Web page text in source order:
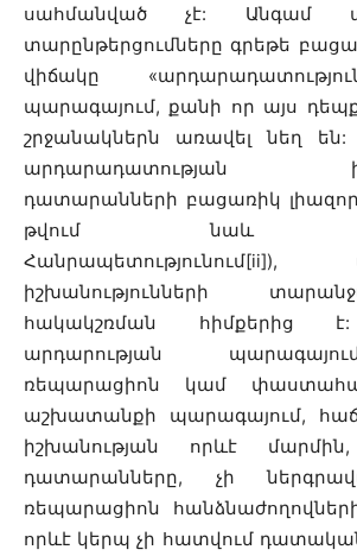
սահմանված չէ: Անգամ
տարընթերցումները գրեթե
վիճակը
պարագայում, քանի որ այս
շրջանակներն առավել նեղ
արդարադատության
դատարանների բացառիկ
թվում նաև
իշխանությունների
հակակշռման հիմքերից է:
արդարության
ռեպարացիոն կամ
աշխատանքի պարագայում,
իշխանության որևէ
դատարանները, չի
ռեպարացիոն
որևէ կերպ չի հատվում